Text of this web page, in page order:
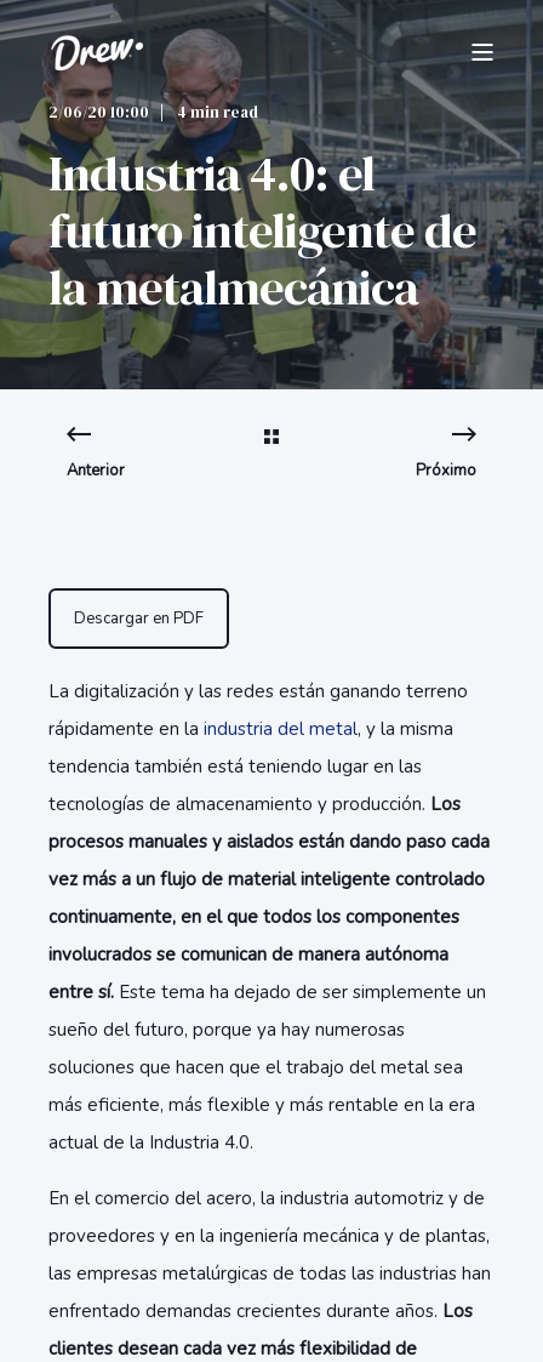
2/06/20 10:00 4 min read
Industria 4.0: el
futuro inteligente de
la metalmecánica
Anterior Próximo
Descargar en PDF
La digitalización y las redes están ganando terreno
rápidamente en la industria del metal, y la misma
tendencia también está teniendo lugar en las
tecnologías de almacenamiento y producción. Los
procesos manuales y aislados están dando paso cada
vez más a un flujo de material inteligente controlado
continuamente, en el que todos los componentes
involucrados se comunican de manera autónoma
entre sí. Este tema ha dejado de ser simplemente un
sueño del futuro, porque ya hay numerosas
soluciones que hacen que el trabajo del metal sea
más eficiente, más flexible y más rentable en la era
actual de la Industria 4.0.
En el comercio del acero, la industria automotriz y de
proveedores y en la ingeniería mecánica y de plantas,
las empresas metalúrgicas de todas las industrias han
enfrentado demandas crecientes durante años. Los
clientes desean cada vez más flexibilidad de